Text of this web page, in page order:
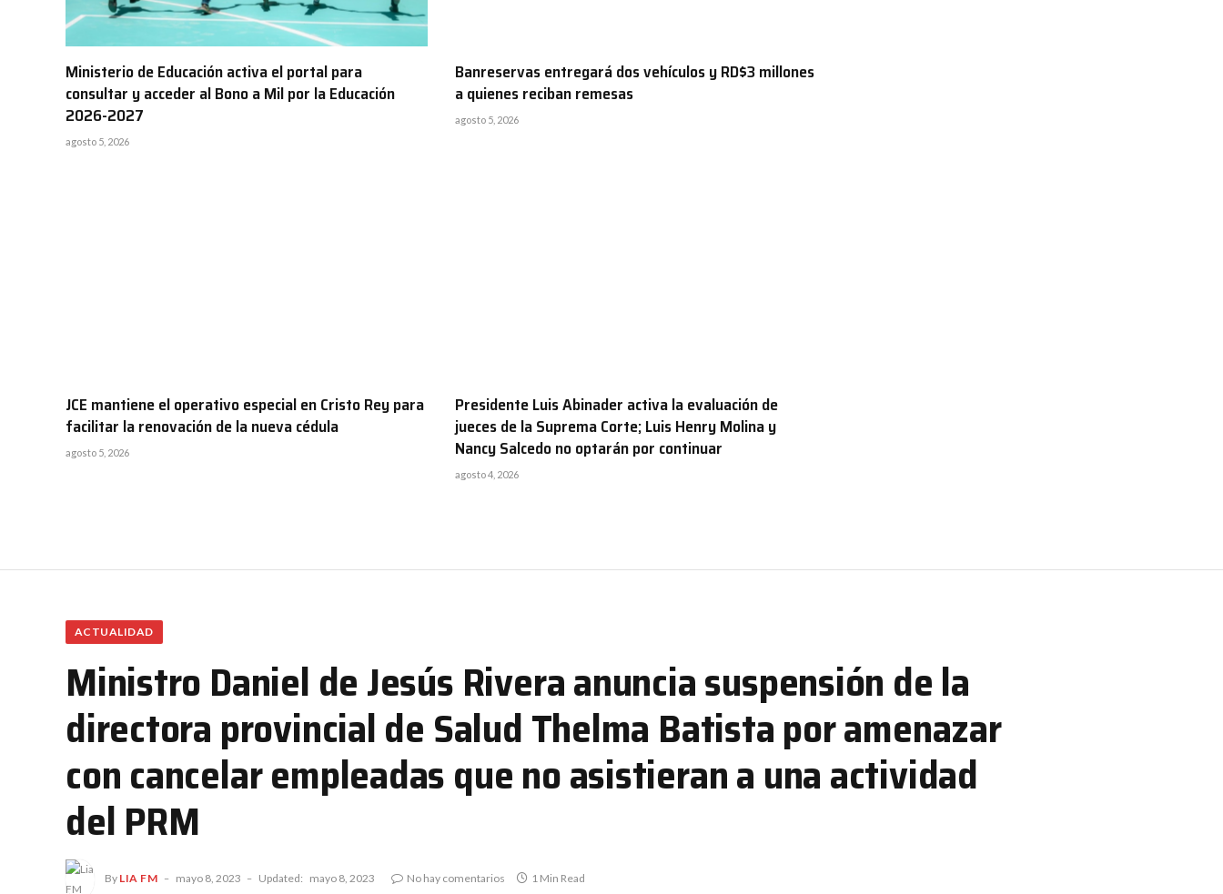
Ministerio de Educación activa el portal para
consultar y acceder al Bono a Mil por la Educación
2026-2027
agosto 5, 2026
Banreservas entregará dos vehículos y RD$3 millones
a quienes reciban remesas
agosto 5, 2026
JCE mantiene el operativo especial en Cristo Rey para
facilitar la renovación de la nueva cédula
agosto 5, 2026
Presidente Luis Abinader activa la evaluación de
jueces de la Suprema Corte; Luis Henry Molina y
Nancy Salcedo no optarán por continuar
agosto 4, 2026
ACTUALIDAD
Ministro Daniel de Jesús Rivera anuncia suspensión de la
directora provincial de Salud Thelma Batista por amenazar
con cancelar empleadas que no asistieran a una actividad
del PRM
By LIA FM mayo 8, 2023 Updated: mayo 8, 2023 No hay comentarios 1 Min Read